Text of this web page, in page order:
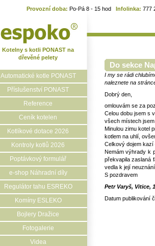
Provozní doba: Po-Pá 8 - 15 hod Infolinka: 777
Kotelny s kotli PONAST na
dřevěné pelety
Automatické kotle PONAST
Příslušenství PONAST
Reference
Ceník kotelen
Kotlíkové dotace 2026
Kontroly kotlů 2026
Poptávkový formulář
e-shop Náhradní díly
Regulátor tahu ESREKO
Komíny ESLEKO
Bojlery Dražice
Fotogalerie
Videa
Do sekce
I my se rádi
naleznete na
Dobrý den,
omlouvám se za
Celou dobu jsem s
všech místech
Minulou zimu kotel
kotlem na uhlí,
Celkový dojem kazí
Nemám výhrady k
překvapila zaslaná
vedla k její neuznání.
S pozdravem
Petr Varyš, Vitice,
Datum publikování